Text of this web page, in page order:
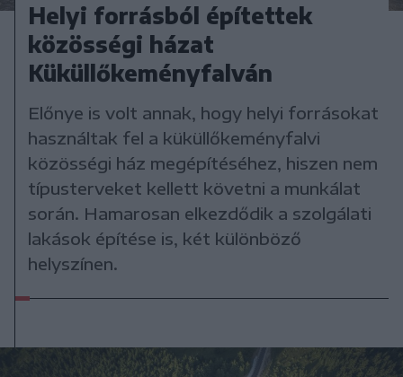
Helyi forrásból építettek
közösségi házat
Küküllőkeményfalván
Előnye is volt annak, hogy helyi forrásokat
használtak fel a küküllőkeményfalvi
közösségi ház megépítéséhez, hiszen nem
típusterveket kellett követni a munkálat
során. Hamarosan elkezdődik a szolgálati
lakások építése is, két különböző
helyszínen.